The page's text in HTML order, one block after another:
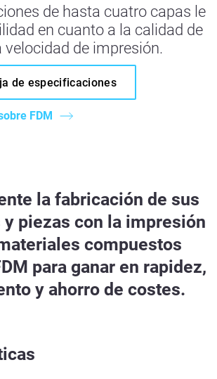
de hasta cuatro capas le
en cuanto a la calidad de
velocidad de impresión.
de especificaciones
FDM
la fabricación de sus
piezas con la impresión
compuestos
para ganar en rapidez,
y ahorro de costes.